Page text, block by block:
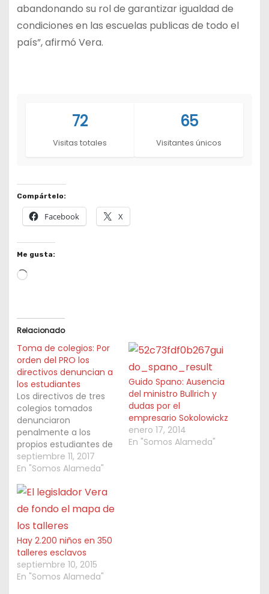
abandonando su rol de garantizar igualdad de
condiciones en las escuelas publicas de todo el
país”, afirmó Vera.
72
Visitas totales
65
Visitantes únicos
Compártelo:
Facebook X
Me gusta:
L
d
n
g
…
Relacionado
Toma de colegios: Por
orden del PRO los
directivos denuncian a
los estudiantes
Los directivos de tres
colegios tomados
denunciaron
penalmente a los
propios estudiantes de
sus instituciones. Los
directivos argumentan
instructivo que la
propia Soledad Acuña,
ministra de Educación
porteña, ahora niega
ante la Asesoría Tutelar
de Menores haberlo
difundido. Asimismo la
Policía de la Ciudad,
septiembre 11, 2017
En "Somos Alameda"
Guido Spano: Ausencia
del ministro Bullrich y
dudas por el
empresario Sokolowickz
enero 17, 2014
En "Somos Alameda"
Hay 2.200 niños en 350
talleres esclavos
septiembre 10, 2015
En "Somos Alameda"